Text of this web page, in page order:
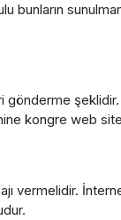
bunların
kongre web
vermelidir.